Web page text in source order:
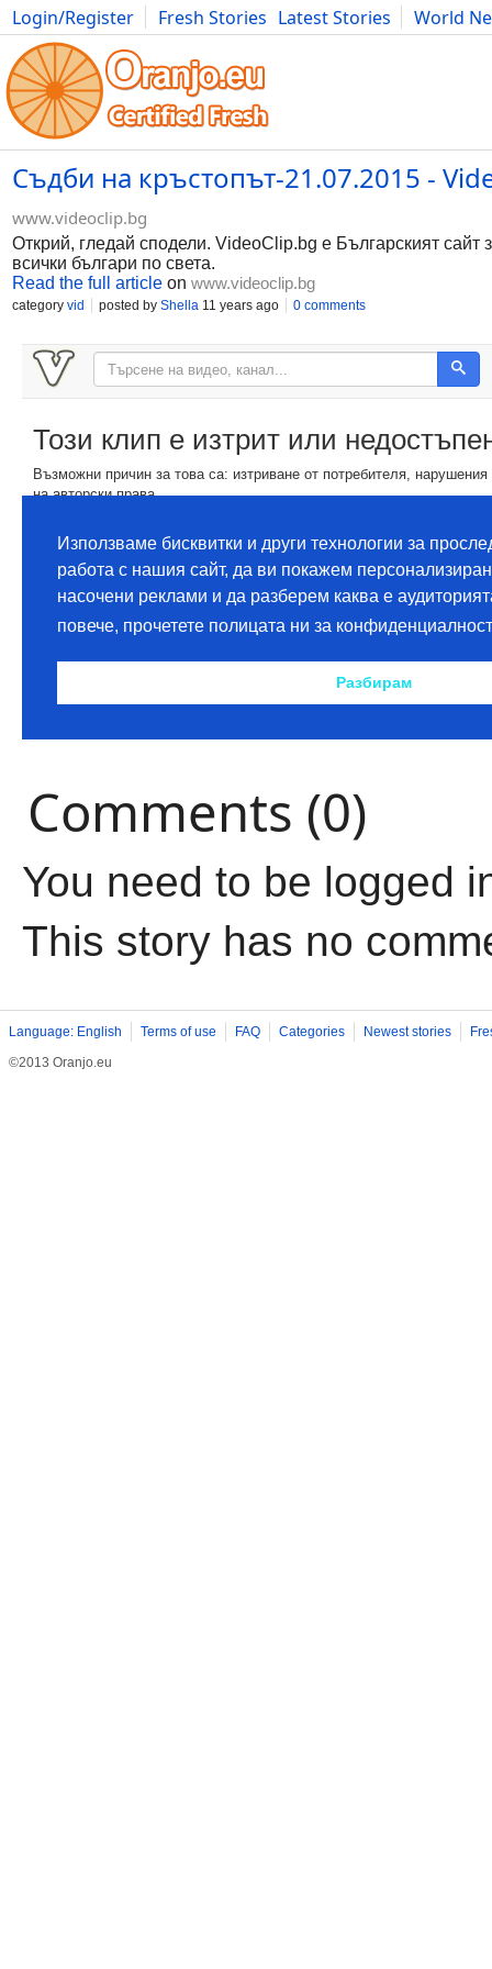
Login/Register Fresh Stories Latest Stories
World
Movies Anime Music Art Cars Advice Science
Съдби на кръстопът-21.07.2015 -
www.videoclip.bg
Открий, гледай сподели. VideoClip.bg е Българският сайт
всички българи по света.
Read the full article on www.videoclip.bg
category vid posted by Shella 11 years ago 0 comments
Comments (0)
You need to be logged
This story has no
Language: English Terms of use FAQ Categories Newest stories
©2013 Oranjo.eu